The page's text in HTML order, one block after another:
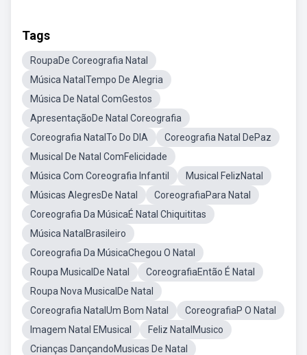
Tags
RoupaDe Coreografia Natal
Música NatalTempo De Alegria
Música De Natal ComGestos
ApresentaçãoDe Natal Coreografia
Coreografia NatalTo Do DIA
Coreografia Natal DePaz
Musical De Natal ComFelicidade
Música Com Coreografia Infantil
Musical FelizNatal
Músicas AlegresDe Natal
CoreografiaPara Natal
Coreografia Da MúsicaÉ Natal Chiquititas
Música NatalBrasileiro
Coreografia Da MúsicaChegou O Natal
Roupa MusicalDe Natal
CoreografiaEntão É Natal
Roupa Nova MusicalDe Natal
Coreografia NatalUm Bom Natal
CoreografiaP O Natal
Imagem Natal EMusical
Feliz NatalMusico
Crianças DançandoMusicas De Natal